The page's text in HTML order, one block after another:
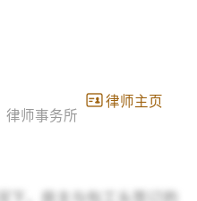
律师事务所
律师主页